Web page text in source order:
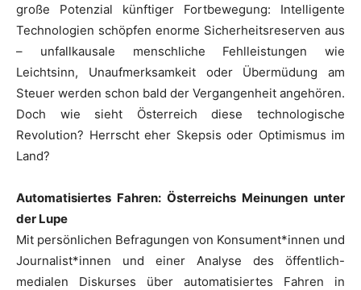
große Potenzial künftiger Fortbewegung: Intelligente
Technologien schöpfen enorme Sicherheitsreserven aus
– unfallkausale menschliche Fehlleistungen wie
Leichtsinn, Unaufmerksamkeit oder Übermüdung am
Steuer werden schon bald der Vergangenheit angehören.
Doch wie sieht Österreich diese technologische
Revolution? Herrscht eher Skepsis oder Optimismus im
Land?
Automatisiertes Fahren: Österreichs Meinungen unter
der Lupe
Mit persönlichen Befragungen von Konsument*innen und
Journalist*innen und einer Analyse des öffentlich-
medialen Diskurses über automatisiertes Fahren in